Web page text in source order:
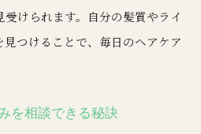
けられます。自分の髪質やライ
つけることで、毎日のヘアケア
を相談できる秘訣